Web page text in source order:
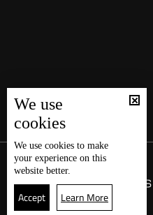
We use
cookies
We use cookies to make
your experience on this
website better.
Accept Learn More